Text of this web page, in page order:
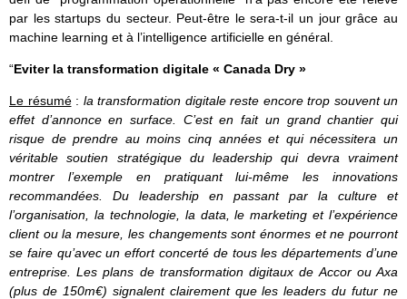
par les startups du secteur. Peut-être le sera-t-il un jour grâce au
machine learning et à l’intelligence artificielle en général.
“Eviter la transformation digitale « Canada Dry »
Le résumé: la transformation digitale reste encore trop souvent un
effet d’annonce en surface. C’est en fait un grand chantier qui
risque de prendre au moins cinq années et qui nécessitera un
véritable soutien stratégique du leadership qui devra vraiment
montrer l’exemple en pratiquant lui-même les innovations
recommandées. Du leadership en passant par la culture et
l’organisation, la technologie, la data, le marketing et l’expérience
client ou la mesure, les changements sont énormes et ne pourront
se faire qu’avec un effort concerté de tous les départements d’une
entreprise. Les plans de transformation digitaux de Accor ou Axa
(plus de 150m€) signalent clairement que les leaders du futur ne